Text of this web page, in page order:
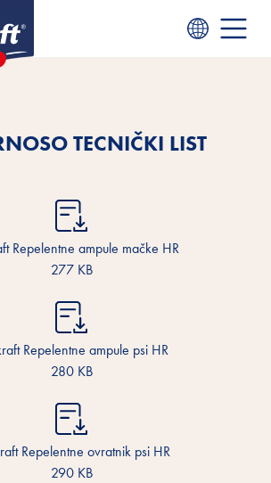
TECNIČKI LIST
Repelentne ampule mačke HR
277 KB
Repelentne ampule psi HR
280 KB
Repelentne ovratnik psi HR
290 KB